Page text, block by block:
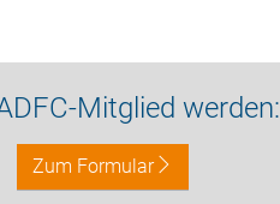
Mitglied werden:
Zum Formular